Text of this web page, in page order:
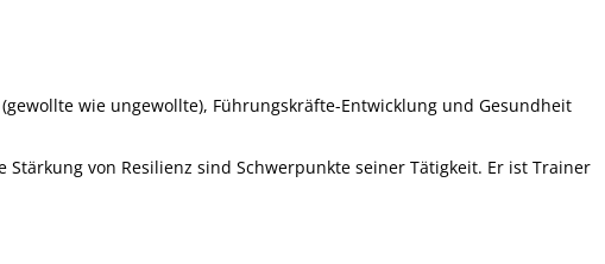
wie ungewollte), Führungskräfte-Entwicklung und Gesundheit
von Resilienz sind Schwerpunkte seiner Tätigkeit. Er ist Trainer